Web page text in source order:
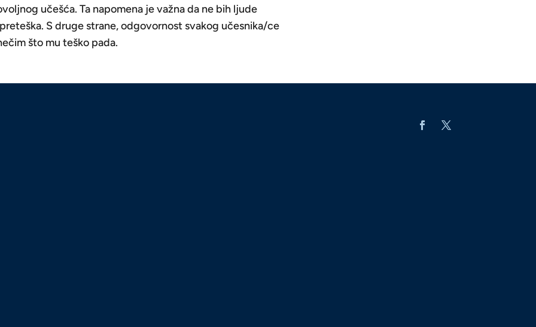
učešća. Ta napomena je važna da ne bih ljude
S druge strane, odgovornost svakog učesnika/ce
što mu teško pada.